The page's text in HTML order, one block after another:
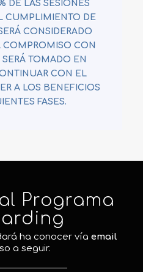
DE LAS SESIONES
CUMPLIMIENTO DE
CONSIDERADO
COMPROMISO CON
SERÁ TOMADO EN
CON EL
A LOS BENEFICIOS
FASES.
Programa
ha conocer víaemail
a seguir.